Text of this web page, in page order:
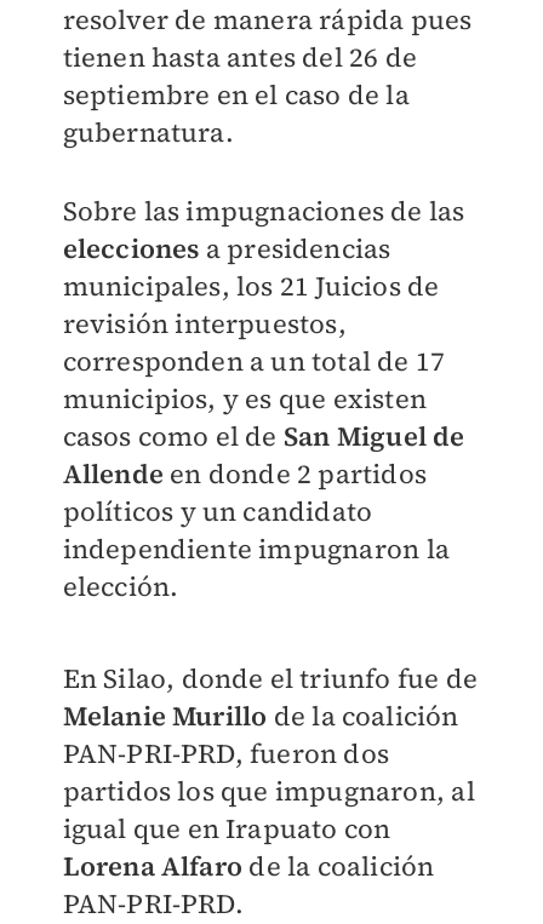
resolver de manera rápida pues
tienen hasta antes del 26 de
septiembre en el caso de la
gubernatura.
Sobre las impugnaciones de las
elecciones a presidencias
municipales, los 21 Juicios de
revisión interpuestos,
corresponden a un total de 17
municipios, y es que existen
casos como el de San Miguel de
Allende en donde 2 partidos
políticos y un candidato
independiente impugnaron la
elección.
En Silao, donde el triunfo fue de
Melanie Murillo de la coalición
PAN-PRI-PRD, fueron dos
partidos los que impugnaron, al
igual que en Irapuato con
Lorena Alfaro de la coalición
PAN-PRI-PRD.